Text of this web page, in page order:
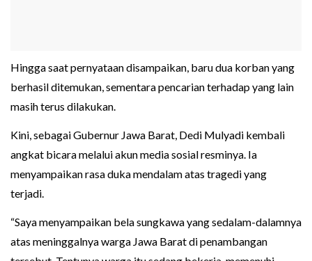
Hingga saat pernyataan disampaikan, baru dua korban yang
berhasil ditemukan, sementara pencarian terhadap yang lain
masih terus dilakukan.
Kini, sebagai Gubernur Jawa Barat, Dedi Mulyadi kembali
angkat bicara melalui akun media sosial resminya. Ia
menyampaikan rasa duka mendalam atas tragedi yang
terjadi.
“Saya menyampaikan bela sungkawa yang sedalam-dalamnya
atas meninggalnya warga Jawa Barat di penambangan